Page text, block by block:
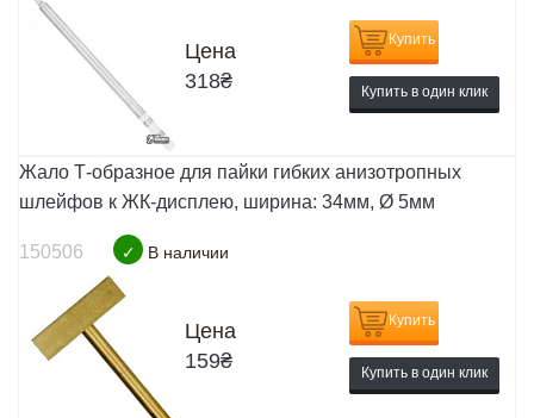
Цена
318₴
Купить
Купить в один клик
Жало Т-образное для пайки гибких анизотропных
шлейфов к ЖК-дисплею, ширина: 34мм, Ø 5мм
150506 ✓ В наличии
Цена
159₴
Купить
Купить в один клик